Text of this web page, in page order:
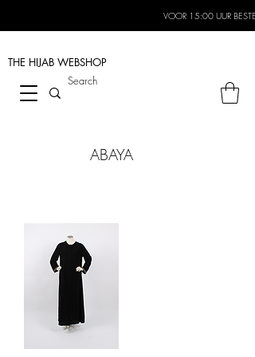
VOOR 15:00 UUR
THE HIJAB WEBSHOP
ABAYA